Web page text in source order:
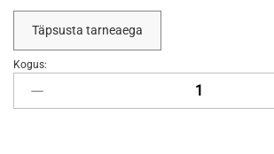
Täpsusta tarneaega
Õhufilter
61120018R
Kogus: